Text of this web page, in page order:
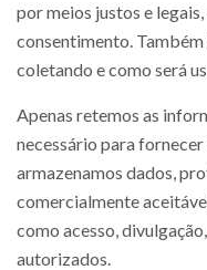
por meios justos e
consentimento.
coletando e como será
Apenas retemos as
necessário para
armazenamos dados,
comercialmente
como acesso,
autorizados.